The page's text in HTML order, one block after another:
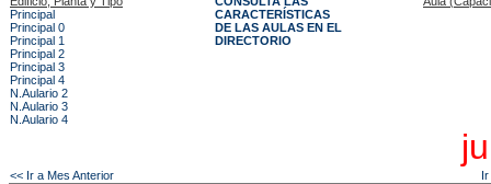
Principal
Principal 0
Principal 1
Principal 2
Principal 3
Principal 4
N.Aulario 2
N.Aulario 3
N.Aulario 4
CARACTERÍSTICAS
DE LAS AULAS EN EL
DIRECTORIO
<< Ir a Mes Anterior